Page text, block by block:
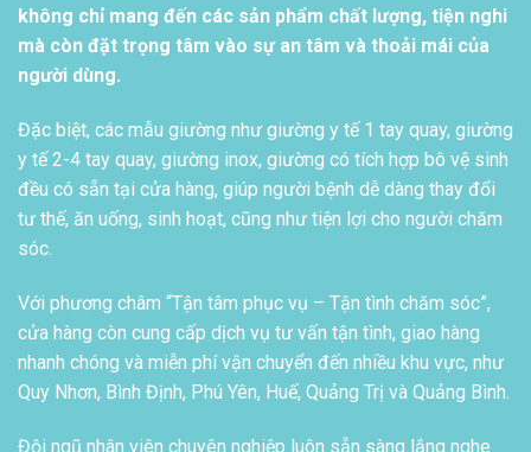
không chỉ mang đến các sản phẩm chất lượng, tiện nghi
mà còn đặt trọng tâm vào sự an tâm và thoải mái của
người dùng.
Đặc biệt, các mẫu giường như giường y tế 1 tay quay, giường
y tế 2-4 tay quay, giường inox, giường có tích hợp bô vệ sinh
đều có sẵn tại cửa hàng, giúp người bệnh dễ dàng thay đổi
tư thế, ăn uống, sinh hoạt, cũng như tiện lợi cho người chăm
sóc.
Với phương châm “Tận tâm phục vụ – Tận tình chăm sóc”,
cửa hàng còn cung cấp dịch vụ tư vấn tận tình, giao hàng
nhanh chóng và miễn phí vận chuyển đến nhiều khu vực, như
Quy Nhơn, Bình Định, Phú Yên, Huế, Quảng Trị và Quảng Bình.
Đội ngũ nhân viên chuyên nghiệp luôn sẵn sàng lắng nghe